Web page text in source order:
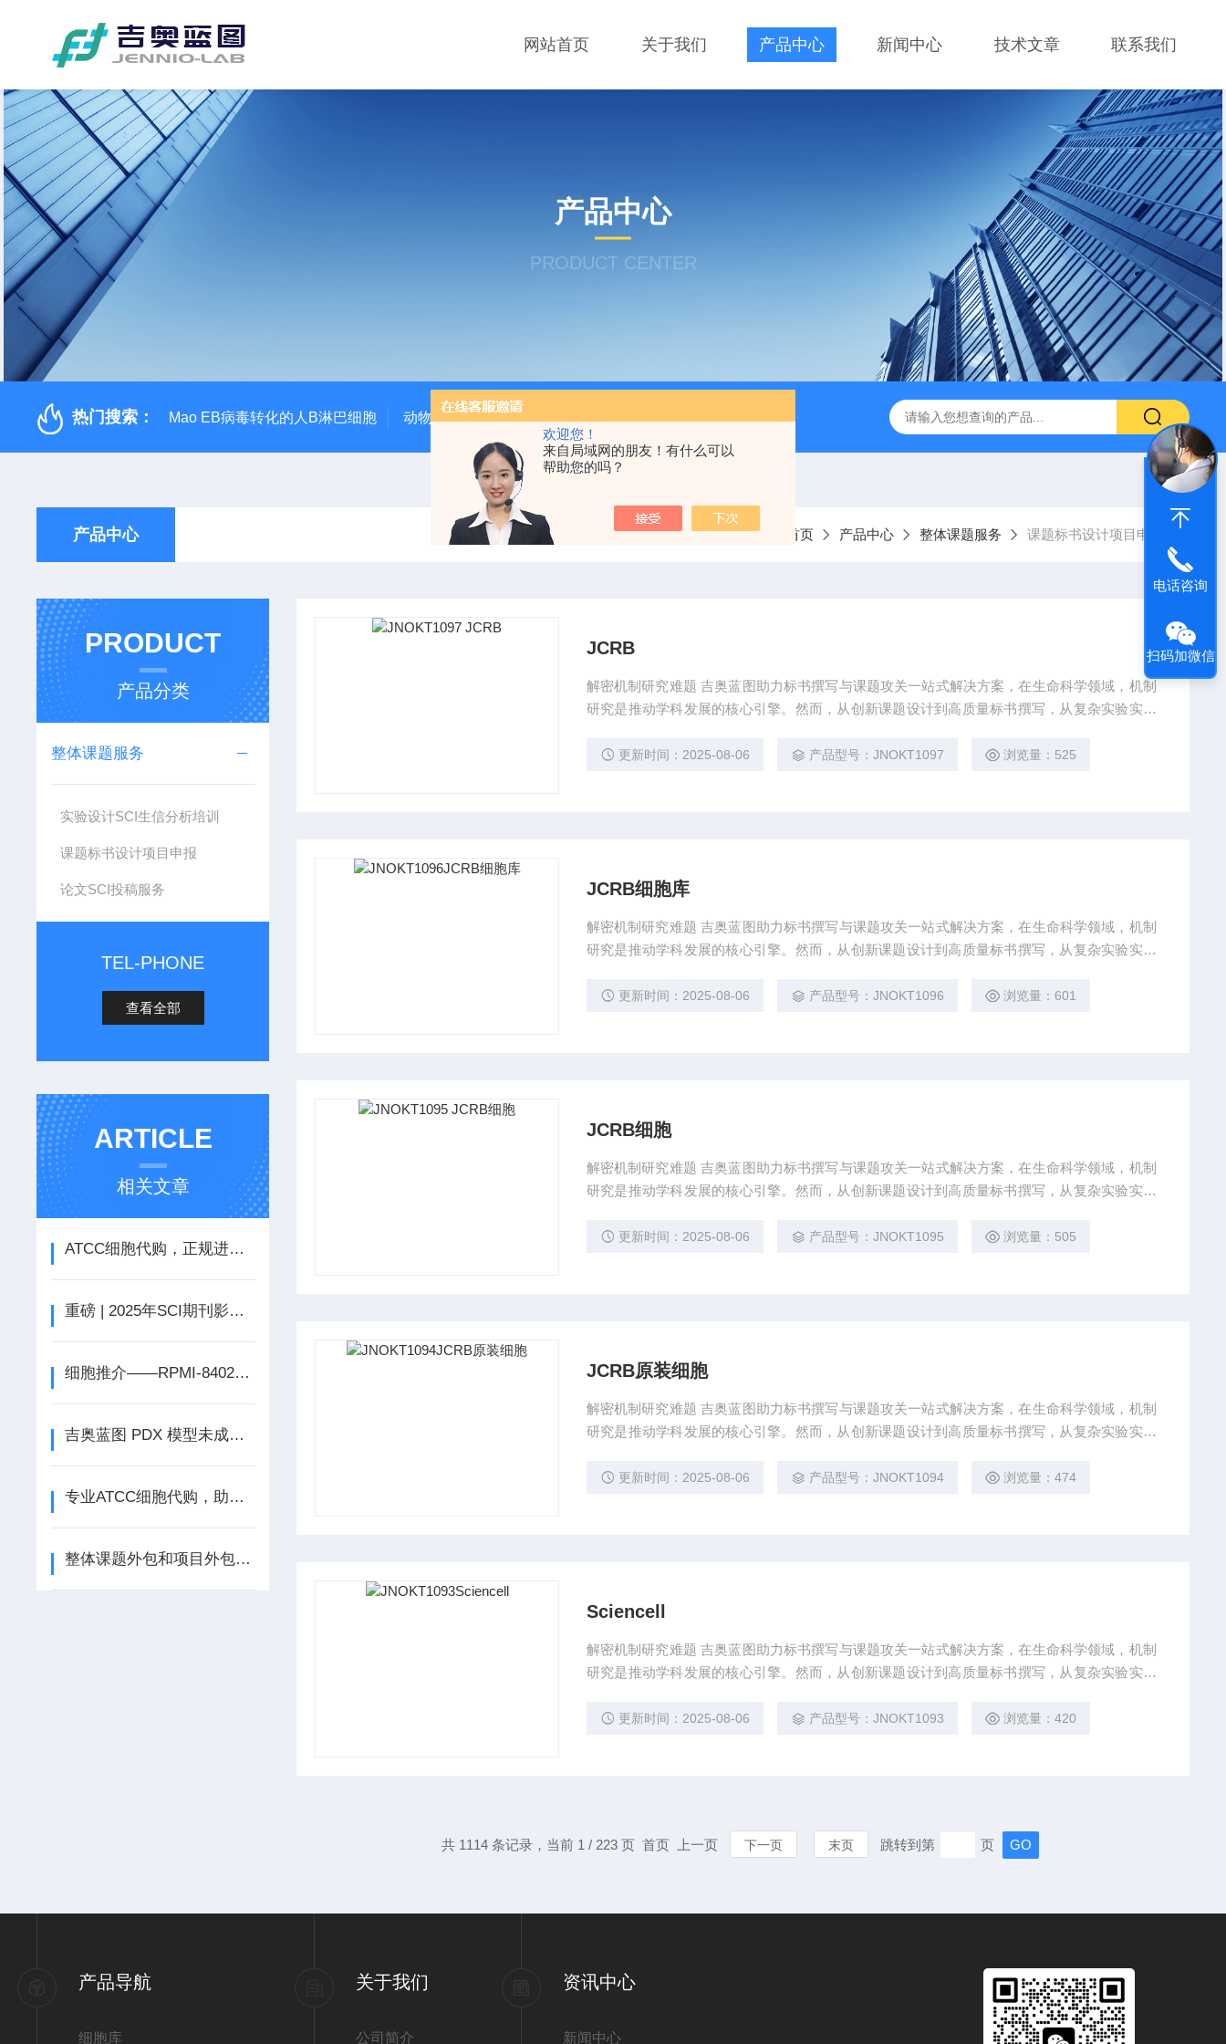
欢迎您！
来自局域网的朋友！有什么可以
帮助您的吗？
网站首页 关于我们 产品中心 新闻中心 技术文章 联系我们
产品中心
PRODUCT CENTER
热门搜索： Mao EB病毒转化的人B淋巴细胞 动物实验外包 北京 人源肿瘤组织异种移植（PDX）小鼠模型 流式实验外包
产品中心 当前位置： 首页 产品中心 整体课题服务 课题标书设计项目申报
PRODUCT
产品分类
整体课题服务
实验设计SCI生信分析培训
课题标书设计项目申报
论文SCI投稿服务
TEL-PHONE
查看全部
ARTICLE
相关文章
ATCC细胞代购，正规进口售后无忧
重磅 | 2025年SCI期刊影响因子正式公布
细胞推介——RPMI-8402人急性T淋巴细胞白血病细胞
吉奥蓝图 PDX 模型未成瘤即免单
专业ATCC细胞代购，助力科研无忧
整体课题外包和项目外包-为什么越来越多的企业选择实验外包?
JCRB
解密机制研究难题 吉奥蓝图助力标书撰写与课题攻关一站式解决方案，在生命科学领域，机制
研究是推动学科发展的核心引擎。然而，从创新课题设计到高质量标书撰写，从复杂实验实施
奥蓝图（JENNIO-LAB）依托全链式科研平台与十年深耕经验，推出"机制研究课题全周期赋能
更新时间：2025-08-06 产品型号：JNOKT1097 浏览量：525
JCRB细胞库
解密机制研究难题 吉奥蓝图助力标书撰写与课题攻关一站式解决方案，在生命科学领域，机制
研究是推动学科发展的核心引擎。然而，从创新课题设计到高质量标书撰写，从复杂实验实施
奥蓝图（JENNIO-LAB）依托全链式科研平台与十年深耕经验，推出"机制研究课题全周期赋能
更新时间：2025-08-06 产品型号：JNOKT1096 浏览量：601
JCRB细胞
解密机制研究难题 吉奥蓝图助力标书撰写与课题攻关一站式解决方案，在生命科学领域，机制
研究是推动学科发展的核心引擎。然而，从创新课题设计到高质量标书撰写，从复杂实验实施
奥蓝图（JENNIO-LAB）依托全链式科研平台与十年深耕经验，推出"机制研究课题全周期赋能
更新时间：2025-08-06 产品型号：JNOKT1095 浏览量：505
JCRB原装细胞
解密机制研究难题 吉奥蓝图助力标书撰写与课题攻关一站式解决方案，在生命科学领域，机制
研究是推动学科发展的核心引擎。然而，从创新课题设计到高质量标书撰写，从复杂实验实施
奥蓝图（JENNIO-LAB）依托全链式科研平台与十年深耕经验，推出"机制研究课题全周期赋能
更新时间：2025-08-06 产品型号：JNOKT1094 浏览量：474
Sciencell
解密机制研究难题 吉奥蓝图助力标书撰写与课题攻关一站式解决方案，在生命科学领域，机制
研究是推动学科发展的核心引擎。然而，从创新课题设计到高质量标书撰写，从复杂实验实施
奥蓝图（JENNIO-LAB）依托全链式科研平台与十年深耕经验，推出"机制研究课题全周期赋能
更新时间：2025-08-06 产品型号：JNOKT1093 浏览量：420
共 1114 条记录，当前 1 / 223 页 首页 上一页 下一页 末页 跳转到第 页
产品导航
细胞库
关于我们
公司简介
资讯中心
新闻中心
电话咨询
扫码加微信